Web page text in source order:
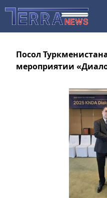
Посол
мероприятии